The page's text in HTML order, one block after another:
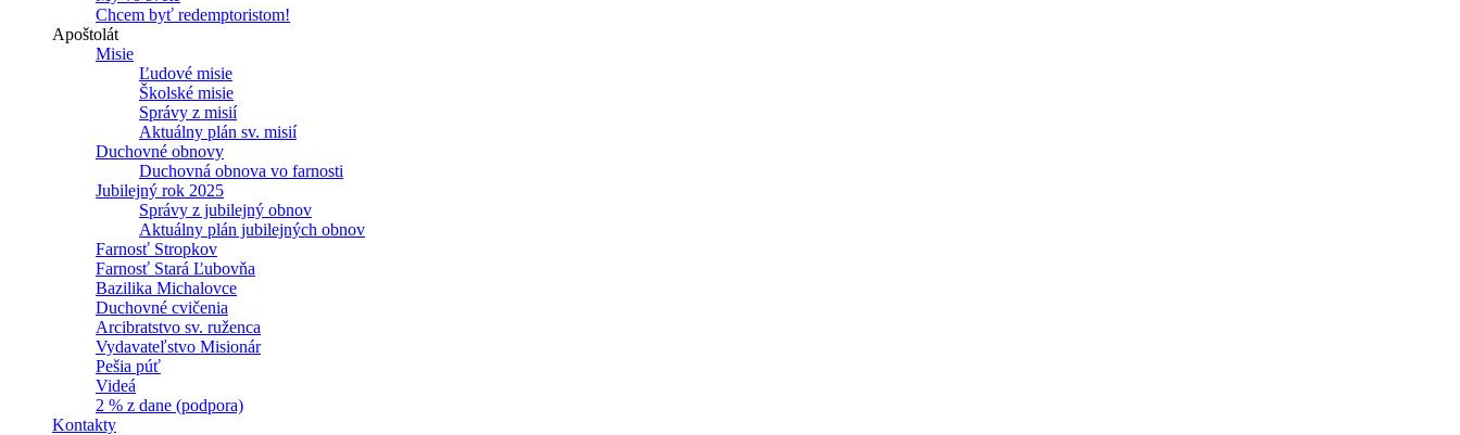
Chcem byť redemptoristom!
Apoštolát
Misie
Ľudové misie
Školské misie
Správy z misií
Aktuálny plán sv. misií
Duchovné obnovy
Duchovná obnova vo farnosti
Jubilejný rok 2025
Správy z jubilejný obnov
Aktuálny plán jubilejných obnov
Farnosť Stropkov
Farnosť Stará Ľubovňa
Bazilika Michalovce
Duchovné cvičenia
Arcibratstvo sv. ruženca
Vydavateľstvo Misionár
Pešia púť
Videá
2 % z dane (podpora)
Kontakty